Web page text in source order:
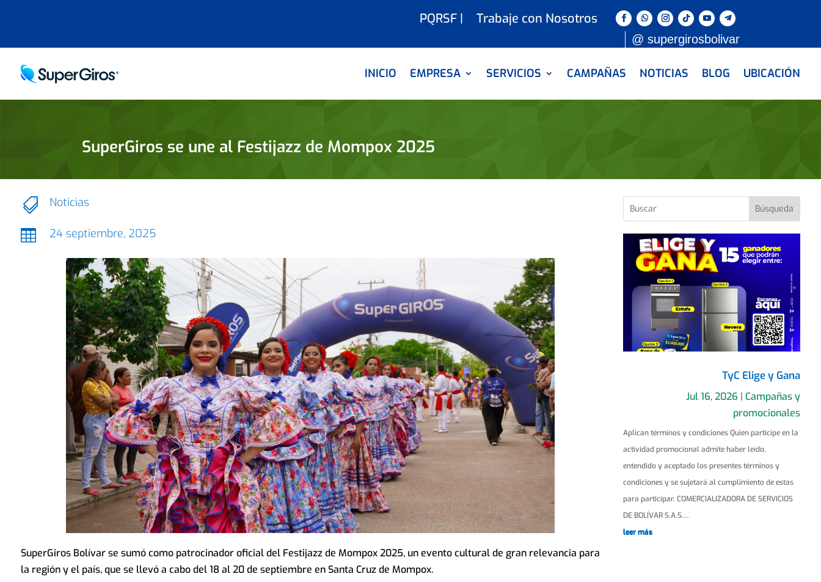
PQRSF | Trabaje con Nosotros
@ supergirosbolivar
INICIO EMPRESA SERVICIOS CAMPAÑAS NOTICIAS BLOG UBICACIÓN
SuperGiros se une al Festijazz de Mompox 2025
 Noticias
 24 septiembre, 2025
SuperGiros Bolívar se sumó como patrocinador oficial del Festijazz de Mompox 2025, un evento cultural de gran relevancia para
la región y el país, que se llevó a cabo del 18 al 20 de septiembre en Santa Cruz de Mompox.
TyC Elige y Gana
Jul 16, 2026 |Campañas y
promocionales
Aplican términos y condiciones Quien participe en la
actividad promocional admite haber leído,
entendido y aceptado los presentes términos y
condiciones y se sujetará al cumplimiento de estas
para participar. COMERCIALIZADORA DE SERVICIOS
DE BOLÍVAR S.A.S....
leer más